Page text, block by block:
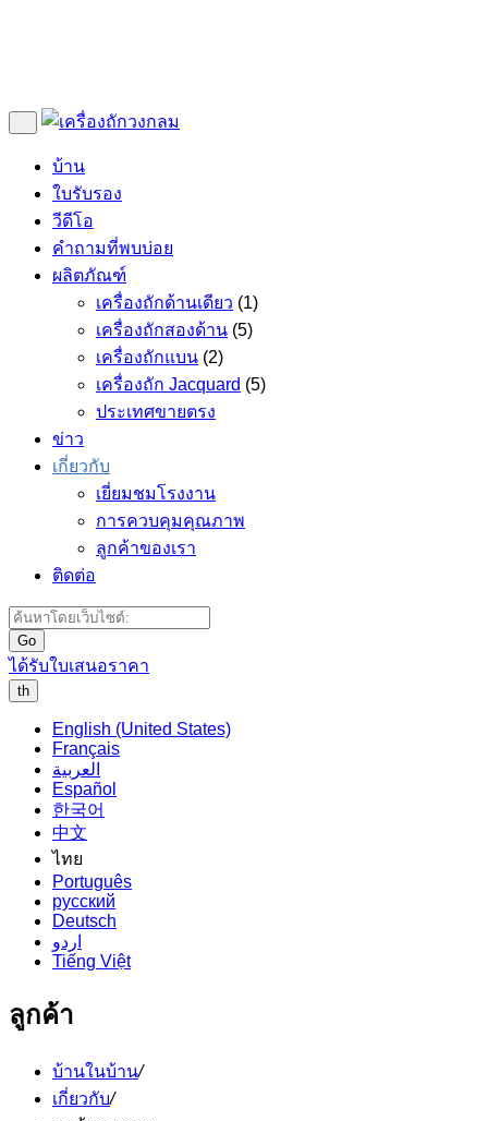
บ้าน
ใบรับรอง
วีดีโอ
คำถามที่พบบ่อย
ผลิตภัณฑ์
เครื่องถักด้านเดียว (1)
เครื่องถักสองด้าน (5)
เครื่องถักแบน (2)
เครื่องถัก Jacquard (5)
ประเทศขายตรง
ข่าว
เกี่ยวกับ
เยี่ยมชมโรงงาน
การควบคุมคุณภาพ
ลูกค้าของเรา
ติดต่อ
Go
ได้รับใบเสนอราคา
th
English (United States)
Français
العربية
Español
한국어
中文
ไทย
Português
русский
Deutsch
اردو
Tiếng Việt
ลูกค้า
บ้านในบ้าน/
เกี่ยวกับ/